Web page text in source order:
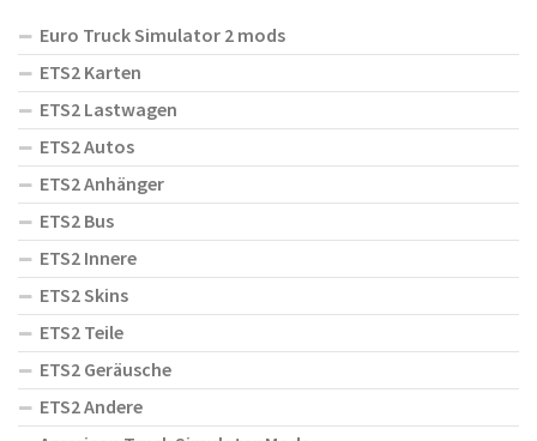
Euro Truck Simulator 2 mods
ETS2 Karten
ETS2 Lastwagen
ETS2 Autos
ETS2 Anhänger
ETS2 Bus
ETS2 Innere
ETS2 Skins
ETS2 Teile
ETS2 Geräusche
ETS2 Andere